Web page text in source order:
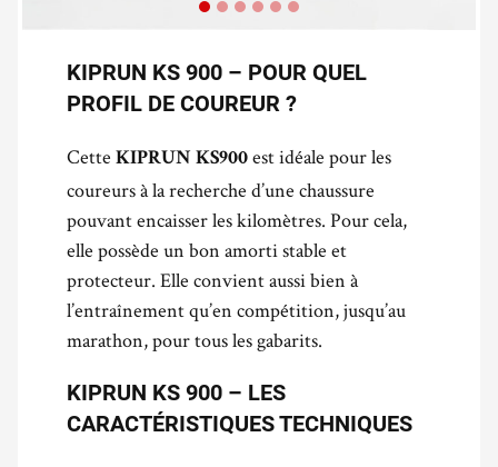
KIPRUN KS 900 – POUR QUEL
PROFIL DE COUREUR ?
Cette KIPRUN KS900 est idéale pour les
coureurs à la recherche d’une chaussure
pouvant encaisser les kilomètres. Pour cela,
elle possède un bon amorti stable et
protecteur. Elle convient aussi bien à
l’entraînement qu’en compétition, jusqu’au
marathon, pour tous les gabarits.
KIPRUN KS 900 – LES
CARACTÉRISTIQUES TECHNIQUES